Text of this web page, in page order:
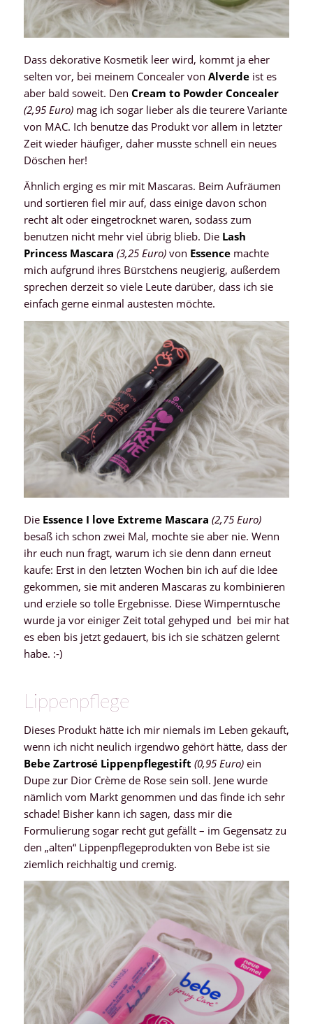
Dass dekorative Kosmetik leer wird, kommt ja eher
selten vor, bei meinem Concealer von Alverdeist es
aber bald soweit. Den Cream to Powder Concealer
(2,95 Euro)mag ich sogar lieber als die teurere Variante
von MAC. Ich benutze das Produkt vor allem in letzter
Zeit wieder häufiger, daher musste schnell ein neues
Döschen her!
Ähnlich erging es mir mit Mascaras. Beim Aufräumen
und sortieren fiel mir auf, dass einige davon schon
recht alt oder eingetrocknet waren, sodass zum
benutzen nicht mehr viel übrig blieb. Die Lash
Princess Mascara (3,25 Euro)von Essencemachte
mich aufgrund ihres Bürstchens neugierig, außerdem
sprechen derzeit so viele Leute darüber, dass ich sie
einfach gerne einmal austesten möchte.
Die Essence I love Extreme Mascara (2,75 Euro)
besaß ich schon zwei Mal, mochte sie aber nie. Wenn
ihr euch nun fragt, warum ich sie denn dann erneut
kaufe: Erst in den letzten Wochen bin ich auf die Idee
gekommen, sie mit anderen Mascaras zu kombinieren
und erziele so tolle Ergebnisse. Diese Wimperntusche
wurde ja vor einiger Zeit total gehyped und bei mir hat
es eben bis jetzt gedauert, bis ich sie schätzen gelernt
habe. :-)
Lippenpflege
Dieses Produkt hätte ich mir niemals im Leben gekauft,
wenn ich nicht neulich irgendwo gehört hätte, dass der
Bebe Zartrosé Lippenpflegestift (0,95 Euro)ein
Dupe zur Dior Crème de Rose sein soll. Jene wurde
nämlich vom Markt genommen und das finde ich sehr
schade! Bisher kann ich sagen, dass mir die
Formulierung sogar recht gut gefällt – im Gegensatz zu
den „alten“ Lippenpflegeprodukten von Bebe ist sie
ziemlich reichhaltig und cremig.